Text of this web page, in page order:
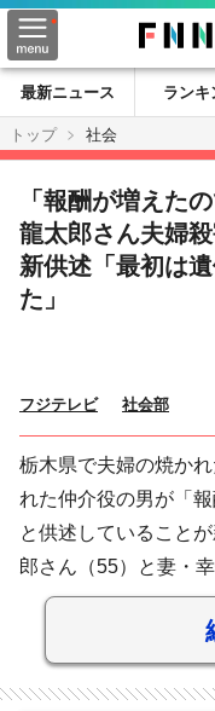
最新ニュース ランキ
トップ
社会
「報酬が増えた
龍太郎さん夫婦
新供述「最初は
た」
フジテレビ 社会部
栃木県で夫婦の焼か
れた仲介役の男が「
と供述していること
郎さん（55）と妻・